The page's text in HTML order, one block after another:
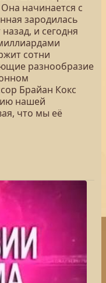
начинается с
зародилась
и сегодня
сотни
разнообразие
Брайан Кокс
нашей
что мы её